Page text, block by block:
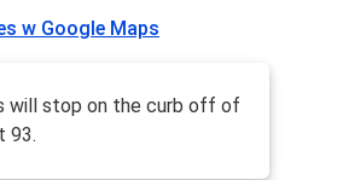
w Google Maps
will stop on the curb off of
93.